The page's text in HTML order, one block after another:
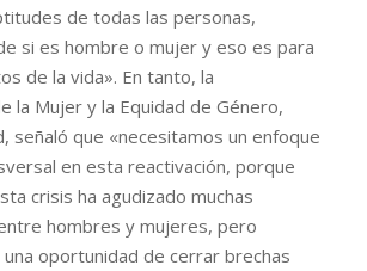
de todas las personas,
si es hombre o mujer y eso es para
de la vida». En tanto, la
la Mujer y la Equidad de Género,
señaló que «necesitamos un enfoque
en esta reactivación, porque
crisis ha agudizado muchas
hombres y mujeres, pero
oportunidad de cerrar brechas